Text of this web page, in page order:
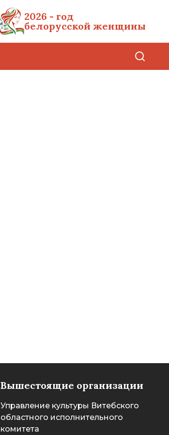
2026 - год
белорусской женщины
Вышестоящие организации
Управление культуры Витебского
областного исполнительного
комитета